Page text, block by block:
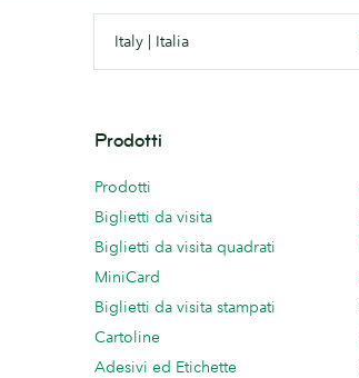
Italy | Italia
Prodotti
Prodotti
Biglietti da visita
Biglietti da visita quadrati
MiniCard
Biglietti da visita stampati
Cartoline
Adesivi ed Etichette